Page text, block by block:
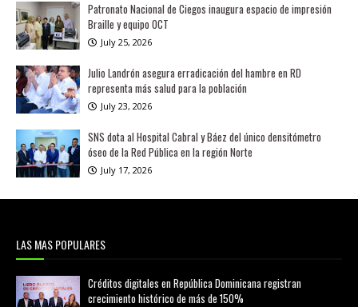
Patronato Nacional de Ciegos inaugura espacio de impresión
Braille y equipo OCT
July 25, 2026
Julio Landrón asegura erradicación del hambre en RD
representa más salud para la población
July 23, 2026
SNS dota al Hospital Cabral y Báez del único densitómetro
óseo de la Red Pública en la región Norte
July 17, 2026
LAS MAS POPULARES
Créditos digitales en República Dominicana registran
crecimiento histórico de más de 150%